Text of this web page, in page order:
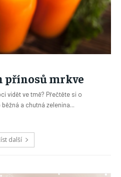
přínosů mrkve
vidět ve tmě? Přečtěte si o
a chutná zelenina...
další